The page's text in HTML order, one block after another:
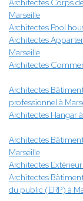
Architectes Corps
Marseille
Architectes Pool
Architectes
Marseille
Architectes
Architectes
professionnel à
Architectes Hangar
Architectes
Marseille
Architectes
Architectes
du public (ERP) à